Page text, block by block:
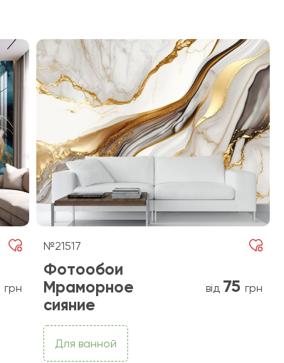
грн
№21517
Фотообои
Мраморное
сияние
від 75 грн
Для ванной